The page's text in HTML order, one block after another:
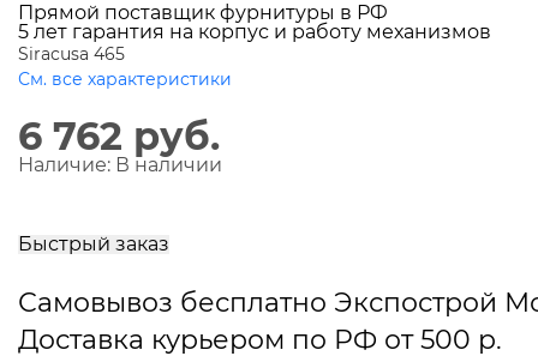
Прямой поставщик фурнитуры в РФ
5 лет гарантия на корпус и работу механизмов
Siracusa 465
См. все характеристики
6 762 руб.
Наличие: В наличии
Быстрый заказ
Самовывоз бесплатно Экспострой
Доставка курьером по РФ от 500 р.